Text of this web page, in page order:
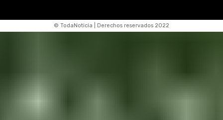
© TodaNoticia | Derechos reservados 2022